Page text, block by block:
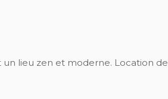
lieu zen et moderne. Location de